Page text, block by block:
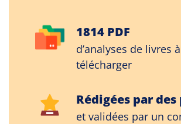
1814 PDF
d’analyses de livres à
télécharger
Rédigées par
et validées par un